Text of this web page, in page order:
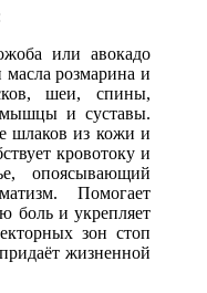
или авокадо
розмарина и
шеи, спины,
и суставы.
шлаков из кожи и
кровотоку и
опоясывающий
Помогает
боль и укрепляет
зон стоп
жизненной